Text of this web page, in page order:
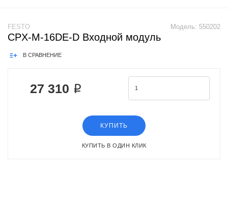
Модель: 550202
FESTO
CPX-M-16DE-D Входной модуль
В СРАВНЕНИЕ
27 310 ₽
КУПИТЬ
КУПИТЬ В ОДИН КЛИК